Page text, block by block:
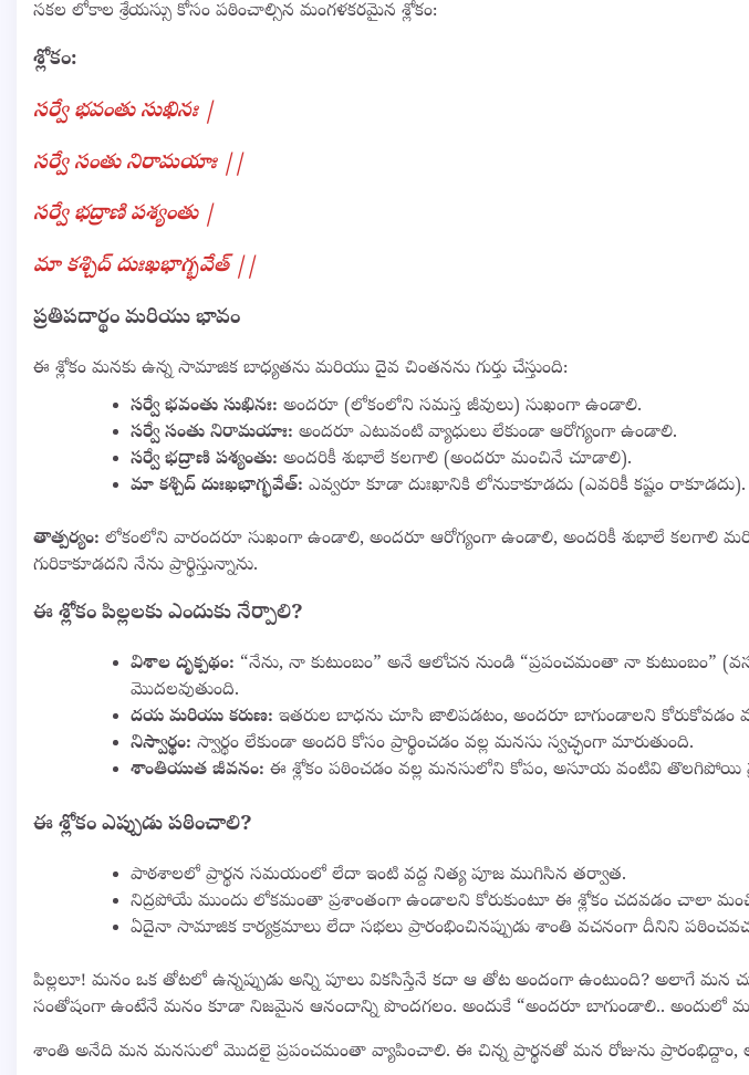
సకల లోకాల శ్రేయస్సు కోసం పఠించాల్సిన మంగళకరమైన శ్లోకం:
శ్లోకం:
సర్వే భవంతు సుఖినః |
సర్వే సంతు నిరామయాః ||
సర్వే భద్రాణి పశ్యంతు |
మా కశ్చిద్ దుఃఖభాగ్భవేత్ ||
ప్రతిపదార్థం మరియు భావం
ఈ శ్లోకం మనకు ఉన్న సామాజిక బాధ్యతను మరియు దైవ చింతనను గుర్తు చేస్తుంది:
సర్వే భవంతు సుఖినః: అందరూ (లోకంలోని సమస్త జీవులు) సుఖంగా ఉండాలి.
సర్వే సంతు నిరామయాః: అందరూ ఎటువంటి వ్యాధులు లేకుండా ఆరోగ్యంగా ఉండాలి.
సర్వే భద్రాణి పశ్యంతు: అందరికీ శుభాలే కలగాలి (అందరూ మంచినే చూడాలి).
మా కశ్చిద్ దుఃఖభాగ్భవేత్: ఎవ్వరూ కూడా దుఃఖానికి లోనుకాకూడదు (ఎవరికీ కష్టం రాకూడదు).
తాత్పర్యం: లోకంలోని వారందరూ సుఖంగా ఉండాలి, అందరూ ఆరోగ్యంగా ఉండాలి, అందరికీ శుభాలే కలగాలి
గురికాకూడదని నేను ప్రార్థిస్తున్నాను.
ఈ శ్లోకం పిల్లలకు ఎందుకు నేర్పాలి?
విశాల దృక్పథం: “నేను, నా కుటుంబం” అనే ఆలోచన నుండి “ప్రపంచమంతా నా కుటుంబం”
మొదలవుతుంది.
దయ మరియు కరుణ: ఇతరుల బాధను చూసి జాలిపడటం, అందరూ బాగుండాలని
నిస్వార్థం: స్వార్థం లేకుండా అందరి కోసం ప్రార్థించడం వల్ల మనసు స్వచ్ఛంగా మారుతుంది.
శాంతియుత జీవనం: ఈ శ్లోకం పఠించడం వల్ల మనసులోని కోపం, అసూయ వంటివి తొలగిపోయి
ఈ శ్లోకం ఎప్పుడు పఠించాలి?
పాఠశాలలో ప్రార్థన సమయంలో లేదా ఇంటి వద్ద నిత్య పూజ ముగిసిన తర్వాత.
నిద్రపోయే ముందు లోకమంతా ప్రశాంతంగా ఉండాలని కోరుకుంటూ ఈ శ్లోకం చదవడం చాలా
ఏదైనా సామాజిక కార్యక్రమాలు లేదా సభలు ప్రారంభించినప్పుడు శాంతి వచనంగా దీనిని
పిల్లలూ! మనం ఒక తోటలో ఉన్నప్పుడు అన్ని పూలు వికసిస్తేనే కదా ఆ తోట అందంగా ఉంటుంది? అలాగే మన
సంతోషంగా ఉంటేనే మనం కూడా నిజమైన ఆనందాన్ని పొందగలం. అందుకే “అందరూ బాగుండాలి.. అందులో
శాంతి అనేది మన మనసులో మొదలై ప్రపంచమంతా వ్యాపించాలి. ఈ చిన్న ప్రార్థనతో మన రోజును